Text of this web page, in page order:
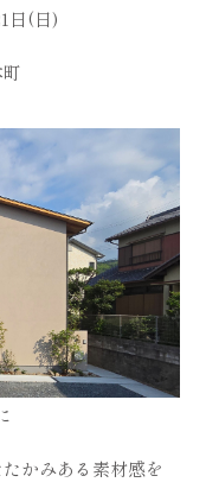
日(日)
かみある素材感を